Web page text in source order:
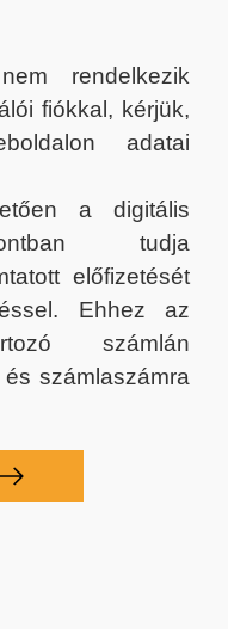
rendelkezik
fiókkal, kérjük,
adatai
a digitális
tudja
előfizetését
Ehhez az
számlán
számlaszámra